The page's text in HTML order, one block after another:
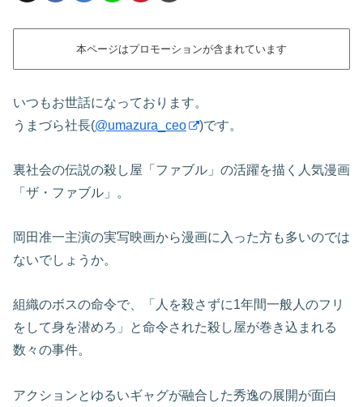
本ページはプロモーションが含まれています
いつもお世話になっております。
うまづら社長(@umazura_ceo )です。
裏社会の伝説の殺し屋「ファブル」の活躍を描く人気漫画
「ザ・ファブル」。
岡田准一主演の実写映画から漫画に入った方も多いのでは
ないでしょうか。
組織のボスの命令で、「人を殺さずに1年間一般人のフリ
をして身を潜めろ」と命令された殺し屋が巻き込まれる
数々の事件。
アクションとゆるいギャグが融合した秀逸の展開が面白